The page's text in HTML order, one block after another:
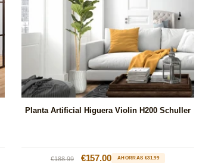
Planta Artificial Higuera Violin H200 Schuller
Precio
€188.99
Precio
€157.00 AHORRAS €31.99